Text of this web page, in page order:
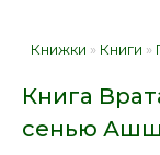
Книжки » Книги »
Книга
сенью